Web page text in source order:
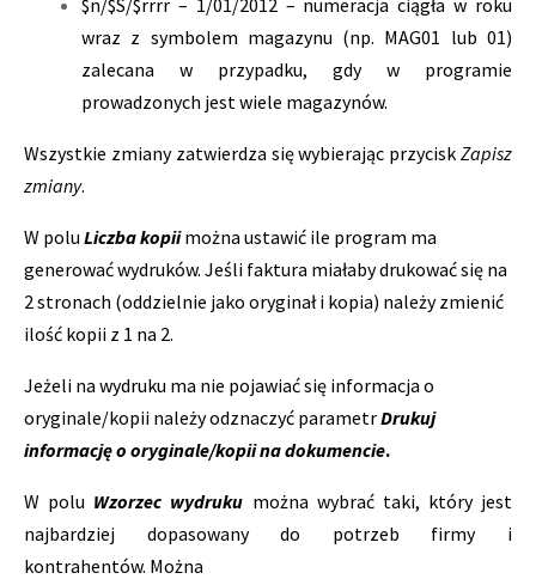
wraz z symbolem magazynu (np. MAG01 lub 01)
zalecana w przypadku, gdy w programie
prowadzonych jest wiele magazynów.
Wszystkie zmiany zatwierdza się wybierając przycisk Zapisz
zmiany.
W polu Liczba kopii można ustawić ile program ma
generować wydruków. Jeśli faktura miałaby drukować się na
2 stronach (oddzielnie jako oryginał i kopia) należy zmienić
ilość kopii z 1 na 2.
Jeżeli na wydruku ma nie pojawiać się informacja o
oryginale/kopii należy odznaczyć parametrDrukuj
informację o oryginale/kopii na dokumencie.
W polu Wzorzec wydruku można wybrać taki, który jest
najbardziej dopasowany do potrzeb firmy i
kontrahentów. Można